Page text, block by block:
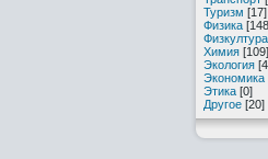
Туризм [17]
Физика
Физкултура
Химия [109]
Экология
Экономика
Этика [0]
Другое [20]